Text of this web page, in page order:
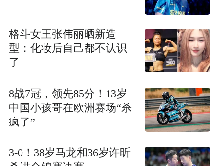
格斗女王张伟丽晒新造
型：化妆后自己都不认识
了
8战7冠，领先85分！13岁
中国小孩哥在欧洲赛场“杀
疯了”
3-0！38岁马龙和36岁许昕